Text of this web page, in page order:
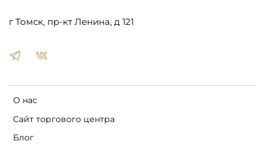
О нас
Сайт торгового центра
Блог
г Томск, пр-кт Ленина, д 121